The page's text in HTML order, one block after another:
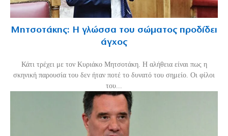
Μητσοτάκης: Η γλώσσα του σώματος προδίδει
άγχος
Κάτι τρέχει με τον Κυριάκο Μητσοτάκη. Η αλήθεια είναι πως η
σκηνική παρουσία του δεν ήταν ποτέ το δυνατό του σημείο. Οι φίλοι
του...